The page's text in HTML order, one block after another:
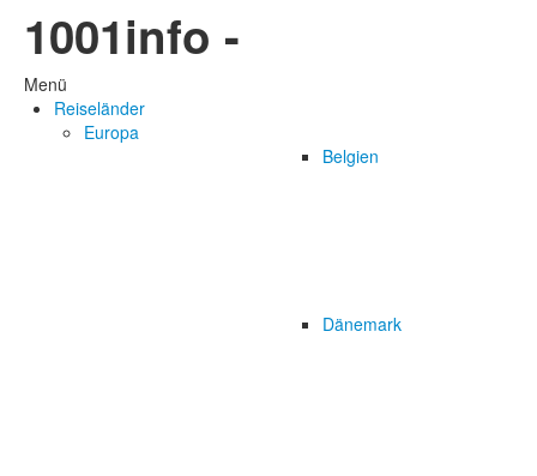
1001info -
Menü
Reiseländer
Europa
Belgien
Dänemark